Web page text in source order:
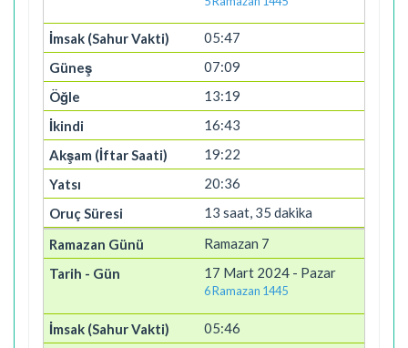
05:47
07:09
13:19
16:43
19:22
20:36
13 saat, 35 dakika
Ramazan 7
17 Mart 2024 - Pazar
6 Ramazan 1445
05:46